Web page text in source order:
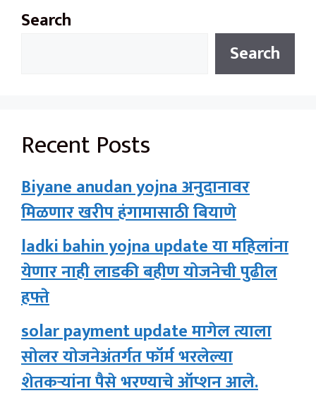
Search
Search
Recent Posts
Biyane anudan yojna अनुदानावर
मिळणार खरीप हंगामासाठी बियाणे
ladki bahin yojna update या महिलांना
येणार नाही लाडकी बहीण योजनेची पुढील
हफ्ते
solar payment update मागेल त्याला
सोलर योजनेअंतर्गत फॉर्म भरलेल्या
शेतकऱ्यांना पैसे भरण्याचे ऑप्शन आले.